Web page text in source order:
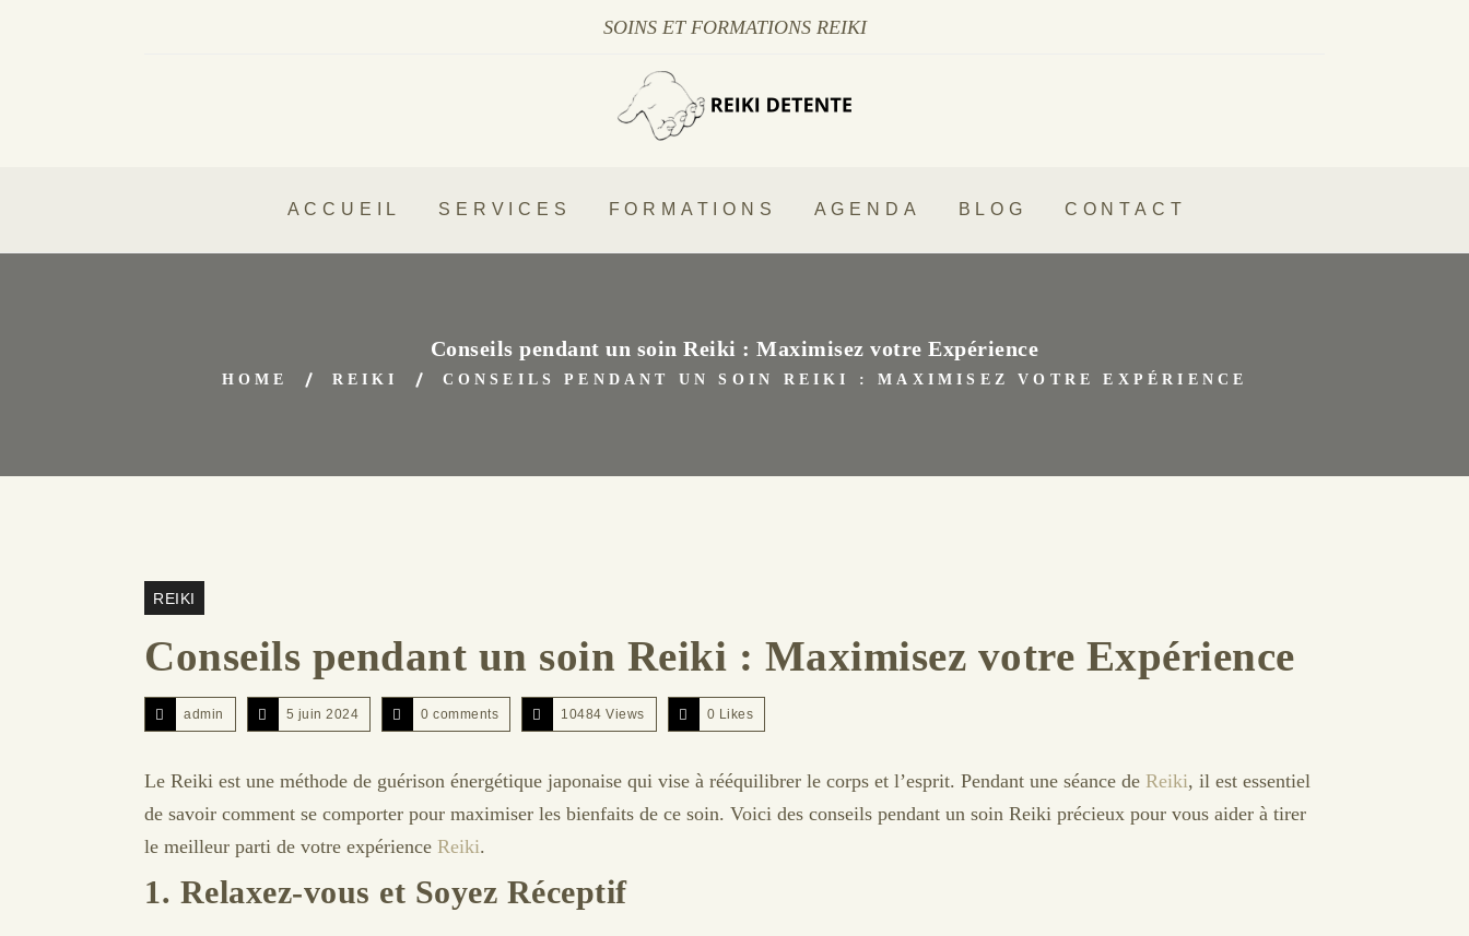
SOINS ET FORMATIONS REIKI
ACCUEIL SERVICES FORMATIONS AGENDA BLOG CONTACT
Conseils pendant un soin Reiki : Maximisez votre Expérience
HOME REIKI CONSEILS PENDANT UN SOIN REIKI : MAXIMISEZ VOTRE EXPÉRIENCE
REIKI
Conseils pendant un soin Reiki : Maximisez votre Expérience
admin 5 juin 2024 0 comments 10484 Views 0 Likes
Le Reiki est une méthode de guérison énergétique japonaise qui vise à rééquilibrer le corps et l’esprit. Pendant une séance de Reiki, il est essentiel
de savoir comment se comporter pour maximiser les bienfaits de ce soin. Voici des conseils pendant un soin Reiki précieux pour vous aider à tirer
le meilleur parti de votre expérience Reiki.
1. Relaxez-vous et Soyez Réceptif